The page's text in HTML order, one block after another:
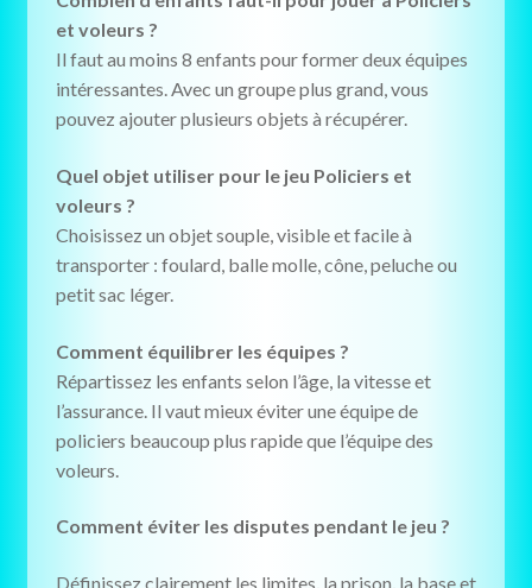
et voleurs ?
Il faut au moins 8 enfants pour former deux équipes
intéressantes. Avec un groupe plus grand, vous
pouvez ajouter plusieurs objets à récupérer.
Quel objet utiliser pour le jeu Policiers et
voleurs ?
Choisissez un objet souple, visible et facile à
transporter : foulard, balle molle, cône, peluche ou
petit sac léger.
Comment équilibrer les équipes ?
Répartissez les enfants selon l’âge, la vitesse et
l’assurance. Il vaut mieux éviter une équipe de
policiers beaucoup plus rapide que l’équipe des
voleurs.
Comment éviter les disputes pendant le jeu ?
Définissez clairement les limites, la prison, la base et